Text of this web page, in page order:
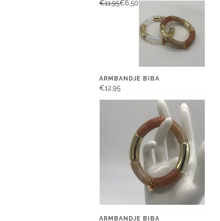
€11,95€6,50
ARMBANDJE BIBA
€12,95
ARMBANDJE BIBA